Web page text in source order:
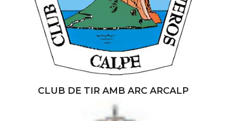
CLUB DE TIR AMB ARC ARCALP